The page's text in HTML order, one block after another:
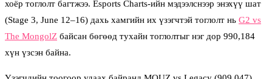
хоёр тоглолт багтжээ. Esports Charts-ийн мэдээлснээр энэхүү шат
(Stage 3, June 12–16) дахь хамгийн их үзэгчтэй тоглолт нь G2 vs
The MongolZ байсан бөгөөд тухайн тоглолтыг нэг дор 990,184
хүн үзсэн байна.